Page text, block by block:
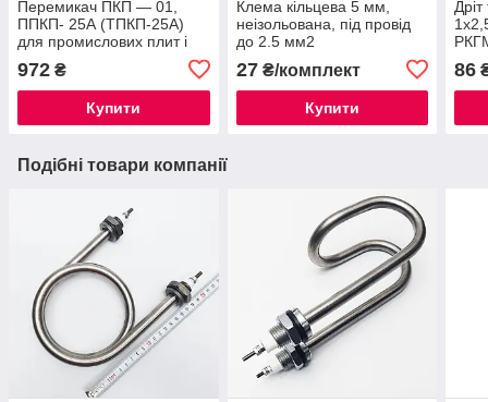
Перемикач ПКП — 01,
ППКП- 25А (ТПКП-25А)
для промислових плит і
972 ₴
Купити
Клемa кільцева 5 мм,
неізольована, під провід
до 2.5 мм2
27₴/комплект
Купити
86
Подібні товари компанії